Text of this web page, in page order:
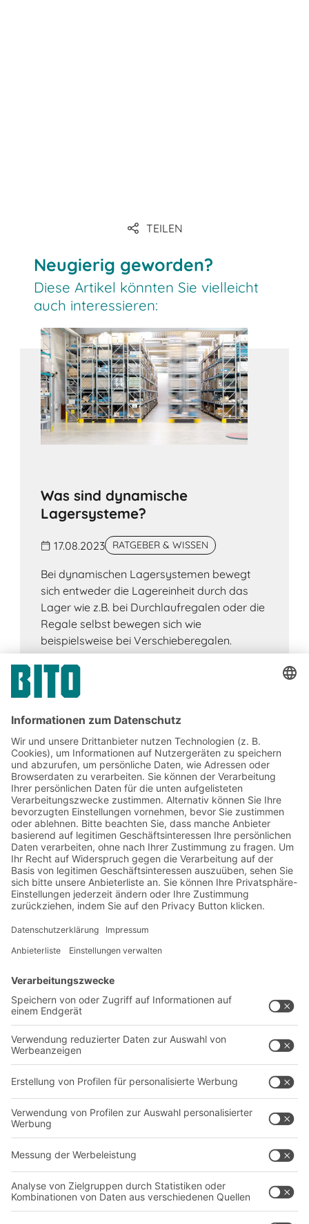
Link
TEILEN
Neugierig geworden?
Diese Artikel könnten Sie vielleicht
auch interessieren:
Was sind dynamische
Lagersysteme?
17.08.2023 RATGEBER & WISSEN
Bei dynamischen Lagersystemen bewegt
sich entweder die Lagereinheit durch das
Lager wie z.B. bei Durchlaufregalen oder die
Regale selbst bewegen sich wie
beispielsweise bei Verschieberegalen.
Jetzt beim BITO Newsletter
anmelden:
Lager- & Logistiknews
Exklusive Rabatte
Neuheiten
Newsletter abonnieren
Lösungen
Intralogistiklösungen
Behältersysteme
Regalsysteme
Transportsysteme
Dienstleistungen
Kontaktformular
Unternehmen
Über uns
Produktionsstandorte
Karriere
Follow us